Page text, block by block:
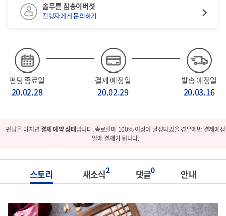
펀딩 종료일
20.02.28
결제 예정일
20.02.29
발송 예정일
20.03.16
솔푸른 참송이버섯
진행자에게 문의하기
펀딩을 마치면결제 예약 상태입니다. 종료일에 100% 이상이 달성되었을 경우에만 결제예정
일에 결제가 됩니다.
스토리 새소식2 댓글0 안내